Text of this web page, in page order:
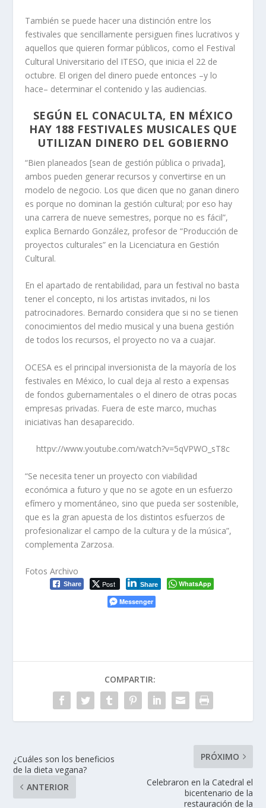
También se puede hacer una distinción entre los
festivales que sencillamente persiguen fines lucrativos y
aquellos que quieren formar públicos, como el Festival
Cultural Universitario del ITESO, que inicia el 22 de
octubre. El origen del dinero puede entonces –y lo
hace– determinar el contenido y las audiencias.
SEGÚN EL CONACULTA, EN MÉXICO
HAY 188 FESTIVALES MUSICALES QUE
UTILIZAN DINERO DEL GOBIERNO
“Bien planeados [sean de gestión pública o privada],
ambos pueden generar recursos y convertirse en un
modelo de negocio. Los que dicen que no ganan dinero
es porque no dominan la gestión cultural; por eso hay
una carrera de nueve semestres, porque no es fácil”,
explica Bernardo González, profesor de “Producción de
proyectos culturales” en la Licenciatura en Gestión
Cultural.
En el apartado de rentabilidad, para un festival no basta
tener el concepto, ni los artistas invitados, ni los
patrocinadores. Bernardo considera que si no se tienen
conocimientos del medio musical y una buena gestión
de todos los recursos, el proyecto no va a cuajar.
OCESA es el principal inversionista de la mayoría de los
festivales en México, lo cual deja al resto a expensas
de fondos gubernamentales o el dinero de otras pocas
empresas privadas. Fuera de este marco, muchas
iniciativas han desaparecido.
httpv://www.youtube.com/watch?v=5qVPWO_sT8c
“Se necesita tener un proyecto con viabilidad
económica a futuro y que no se agote en un esfuerzo
efímero y momentáneo, sino que pueda ser sostenible,
que es la gran apuesta de los distintos esfuerzos de
profesionalizar el campo de la cultura y de la música”,
complementa Zarzosa.
Fotos Archivo
Share Post Share
WhatsApp
Messenger
COMPARTIR:
¿Cuáles son los beneficios
de la dieta vegana?
ANTERIOR
PRÓXIMO
Celebraron en la Catedral el
bicentenario de la
restauración de la